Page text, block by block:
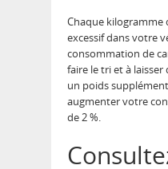
Chaque kilogramme
excessif dans votre
consommation de
faire le tri et à
un poids
augmenter votre
de 2 %.